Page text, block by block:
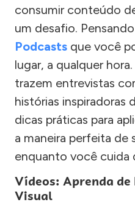
consumir conteúdo
um desafio.
Podcasts que você
lugar, a qualquer
trazem entrevistas
histórias inspiradoras
dicas práticas para
a maneira perfeita de
enquanto você cuida
Vídeos: Aprenda de
Visual